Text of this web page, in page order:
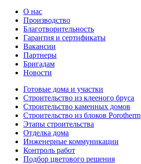
О нас
Производство
Благотворительность
Гарантия и сертификаты
Вакансии
Партнеры
Бригадам
Новости
Готовые дома и участки
Строительство из клееного бруса
Строительство каменных домов
Строительство из блоков Porotherm
Этапы строительства
Отделка дома
Инженерные коммуникации
Контроль работ
Подбор цветового решения